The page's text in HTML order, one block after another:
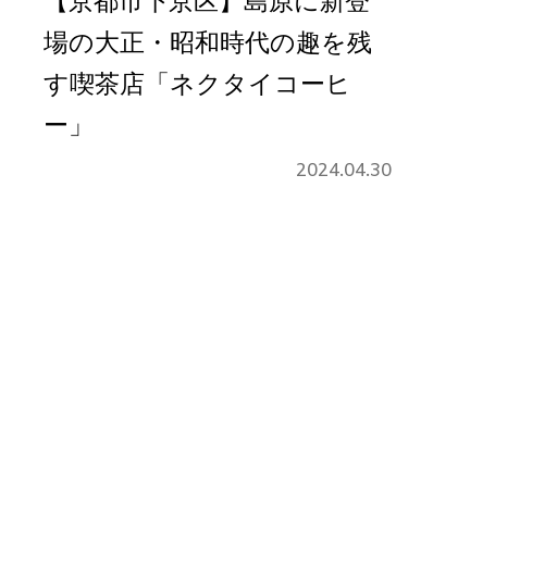
場の大正・昭和時代の趣を残
す喫茶店「ネクタイコーヒ
ー」
2024.04.30